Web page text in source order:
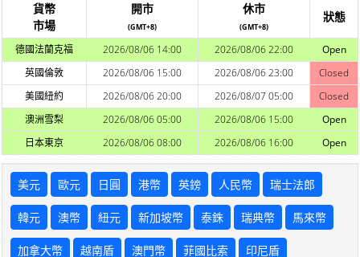
貨幣
市場
開市
(GMT+8)
休市
(GMT+8)
狀態
德國法蘭克福 2026/08/06 14:00 2026/08/06 22:00
Open
英國倫敦
2026/08/06 15:00 2026/08/06 23:00
Closed
美國紐約
2026/08/06 20:00 2026/08/07 05:00
Closed
澳洲雪梨
2026/08/06 05:00 2026/08/06 15:00
Open
日本東京
2026/08/06 08:00 2026/08/06 16:00 Open
美元 歐元 日圓 港幣 英鎊 人民幣 瑞士法郎
韓元 澳幣 紐元 新加坡幣 泰銖 瑞典幣 馬來幣
加拿大幣 越南盾 澳門幣 菲國比索 印尼盾